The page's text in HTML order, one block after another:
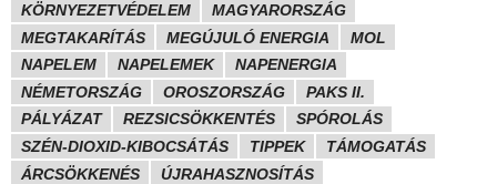
KÖRNYEZETVÉDELEM
MAGYARORSZÁG
MEGTAKARÍTÁS
MEGÚJULÓ ENERGIA
MOL
NAPELEM
NAPELEMEK
NAPENERGIA
NÉMETORSZÁG
OROSZORSZÁG
PAKS II.
PÁLYÁZAT
REZSICSÖKKENTÉS
SPÓROLÁS
SZÉN-DIOXID-KIBOCSÁTÁS
TIPPEK
TÁMOGATÁS
ÁRCSÖKKENÉS
ÚJRAHASZNOSÍTÁS